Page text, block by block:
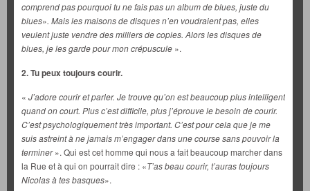
comprend pas pourquoi tu ne fais pas un album de blues, juste du
blues». Mais les maisons de disques n’en voudraient pas, elles
veulent juste vendre des milliers de copies. Alors les disques de
blues, je les garde pour mon crépuscule ».
2. Tu peux toujours courir.
« J’adore courir et parler. Je trouve qu’on est beaucoup plus intelligent
quand on court. Plus c’est difficile, plus j’éprouve le besoin de courir.
C’est psychologiquement très important. C’est pour cela que je me
suis astreint à ne jamais m’engager dans une course sans pouvoir la
terminer». Qui est cet homme qui nous a fait beaucoup marcher dans
la Rue et à qui on pourrait dire : «T’as beau courir, t’auras toujours
Nicolas à tes basques».